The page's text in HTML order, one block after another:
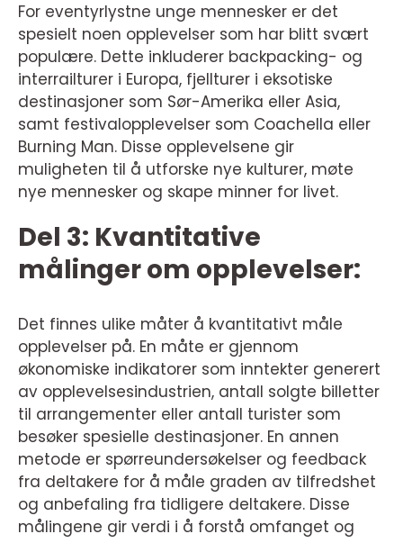
For eventyrlystne unge mennesker er det
spesielt noen opplevelser som har blitt svært
populære. Dette inkluderer backpacking- og
interrailturer i Europa, fjellturer i eksotiske
destinasjoner som Sør-Amerika eller Asia,
samt festivalopplevelser som Coachella eller
Burning Man. Disse opplevelsene gir
muligheten til å utforske nye kulturer, møte
nye mennesker og skape minner for livet.
Del 3: Kvantitative
målinger om opplevelser:
Det finnes ulike måter å kvantitativt måle
opplevelser på. En måte er gjennom
økonomiske indikatorer som inntekter generert
av opplevelsesindustrien, antall solgte billetter
til arrangementer eller antall turister som
besøker spesielle destinasjoner. En annen
metode er spørreundersøkelser og feedback
fra deltakere for å måle graden av tilfredshet
og anbefaling fra tidligere deltakere. Disse
målingene gir verdi i å forstå omfanget og